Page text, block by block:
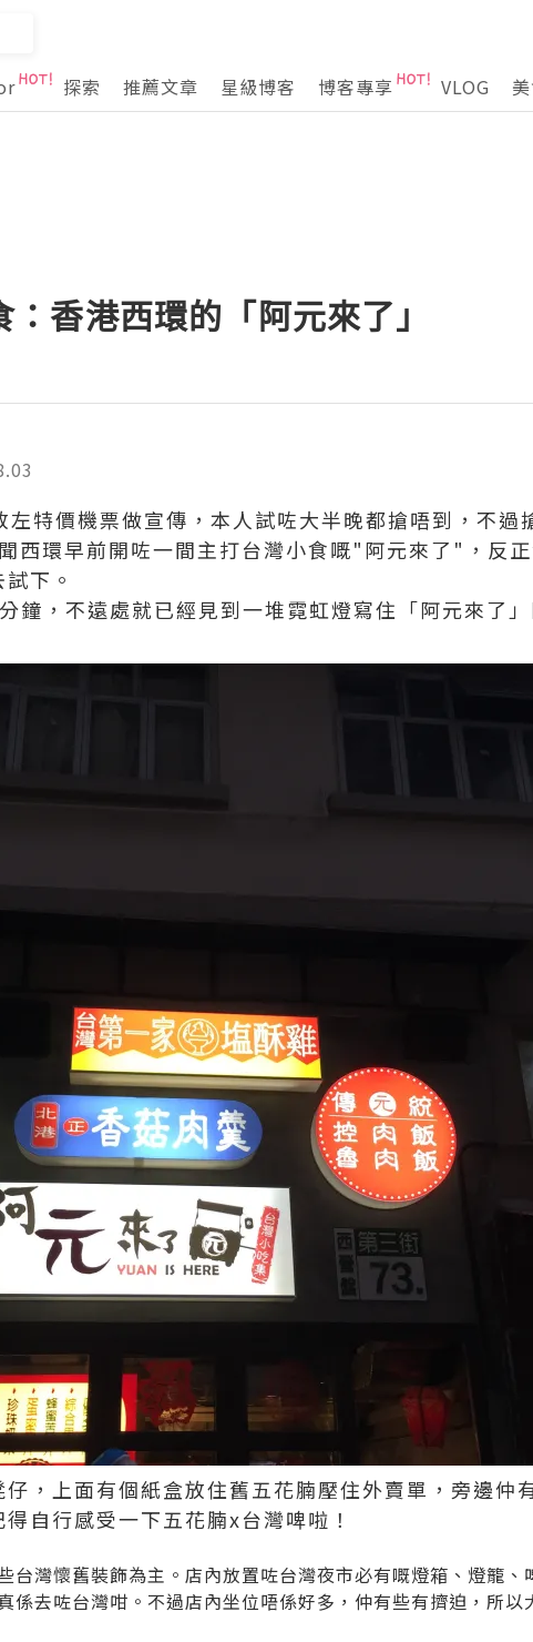
探索 推薦文章 星級博客 博客專享 VLOG
香港西環的「阿元來了」
特價機票做宣傳，本人試咗大半晚都搶唔到，不過
西環早前開咗一間主打台灣小食嘅"阿元來了"，反
下。
鐘，不遠處就已經見到一堆霓虹燈寫住「阿元來了
，上面有個紙盒放住舊五花腩壓住外賣單，旁邊仲
自行感受一下五花腩x台灣啤啦！
台灣懷舊裝飾為主。店內放置咗台灣夜市必有嘅燈箱、燈籠
係去咗台灣咁。不過店內坐位唔係好多，仲有些有擠迫，所